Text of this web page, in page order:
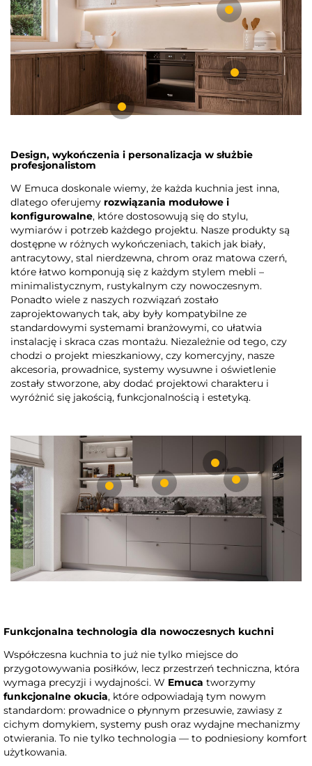
Design, wykończenia i personalizacja w służbie
profesjonalistom
W Emuca doskonale wiemy, że każda kuchnia jest inna,
dlatego oferujemy rozwiązania modułowe i
konfigurowalne, które dostosowują się do stylu,
wymiarów i potrzeb każdego projektu. Nasze produkty są
dostępne w różnych wykończeniach, takich jak biały,
antracytowy, stal nierdzewna, chrom oraz matowa czerń,
które łatwo komponują się z każdym stylem mebli –
minimalistycznym, rustykalnym czy nowoczesnym.
Ponadto wiele z naszych rozwiązań zostało
zaprojektowanych tak, aby były kompatybilne ze
standardowymi systemami branżowymi, co ułatwia
instalację i skraca czas montażu. Niezależnie od tego, czy
chodzi o projekt mieszkaniowy, czy komercyjny, nasze
akcesoria, prowadnice, systemy wysuwne i oświetlenie
zostały stworzone, aby dodać projektowi charakteru i
wyróżnić się jakością, funkcjonalnością i estetyką.
Funkcjonalna technologia dla nowoczesnych kuchni
Współczesna kuchnia to już nie tylko miejsce do
przygotowywania posiłków, lecz przestrzeń techniczna, która
wymaga precyzji i wydajności. W Emuca tworzymy
funkcjonalne okucia, które odpowiadają tym nowym
standardom: prowadnice o płynnym przesuwie, zawiasy z
cichym domykiem, systemy push oraz wydajne mechanizmy
otwierania. To nie tylko technologia — to podniesiony komfort
użytkowania.